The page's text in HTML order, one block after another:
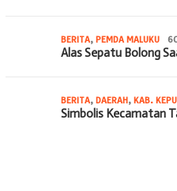
BERITA, PEMDA MALUKU
Alas Sepatu Bolong
BERITA, DAERAH, KAB.
Simbolis Kecamatan